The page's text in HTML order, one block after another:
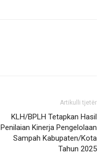
Artikulli tjetër
KLH/BPLH Tetapkan Hasil
Penilaian Kinerja Pengelolaan
Sampah Kabupaten/Kota
Tahun 2025